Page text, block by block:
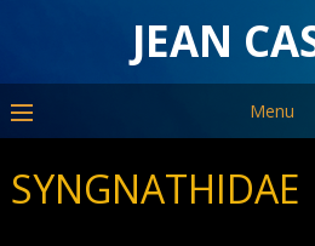
JEAN
Menu
SYNGNATHIDAE